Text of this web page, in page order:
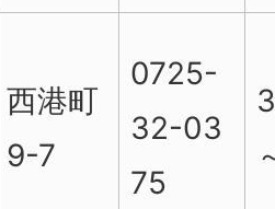
西港町
9-7
0725-
32-03
75